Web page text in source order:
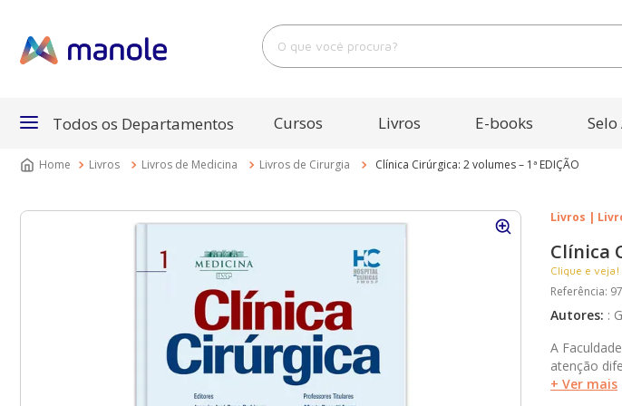
O que você procura?
Todos os Departamentos Cursos Livros E-books
Livros Livros de Medicina Livros de Cirurgia Clínica Cirúrgica: 2 volumes – 1ª EDIÇÃO
Livros |
Clínica
Clique e veja!
Referência:
Autores: :
A
atenção
população
+ Ver mais